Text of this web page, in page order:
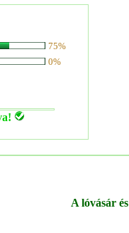
75%
0%
A lóvásár